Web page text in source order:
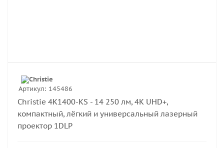
Артикул: 145486
Christie 4K1400-KS - 14 250 лм, 4K UHD+,
компактный, лёгкий и универсальный лазерный
проектор 1DLP